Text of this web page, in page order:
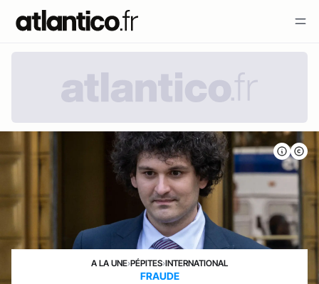
A LA UNE›PÉPITES›INTERNATIONAL
FRAUDE